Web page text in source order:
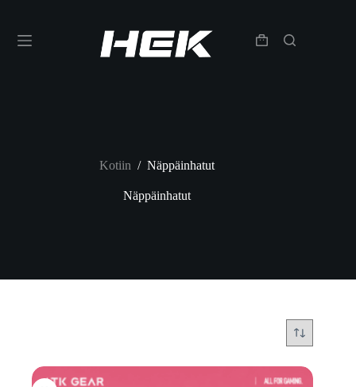
Kotiin / Näppäinhatut
Näppäinhatut